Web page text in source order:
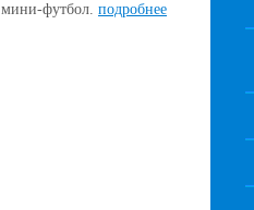
мини-футбол. подробнее